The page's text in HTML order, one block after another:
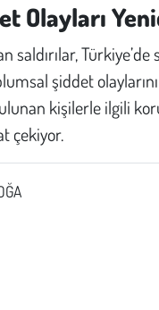
Olayları
saldırılar,
şiddet
kişilerle ilgili
çekiyor.